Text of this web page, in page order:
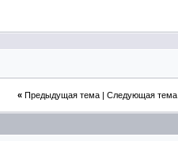
« Предыдущая тема| Следующая тема